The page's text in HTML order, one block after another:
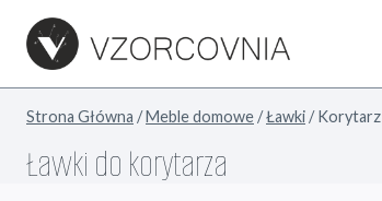
Przejdź
treści
Strona Główna /Meble domowe/Ławki/ Korytarz
Ławki do korytarza